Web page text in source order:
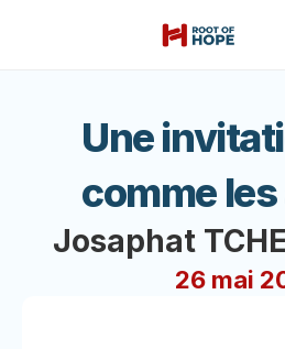
Une
comme
Josaphat
26 mai